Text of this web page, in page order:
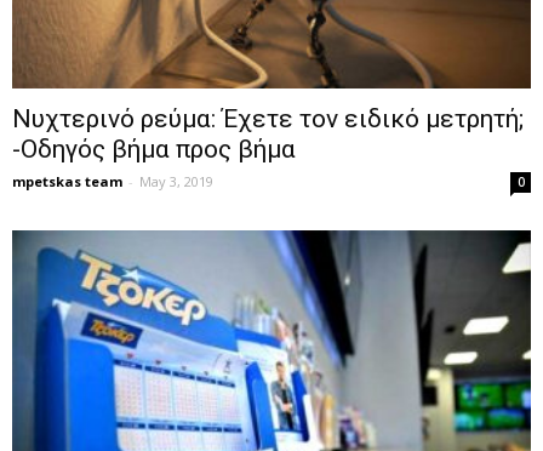
Νυχτερινό ρεύμα: Έχετε τον ειδικό μετρητή;
-Οδηγός βήμα προς βήμα
mpetskas team - May 3, 2019 0